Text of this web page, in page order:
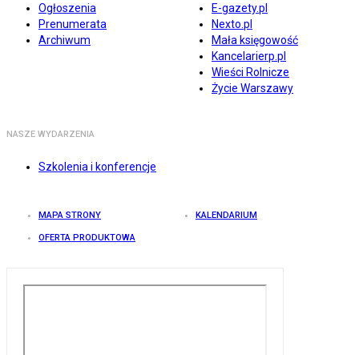
Ogłoszenia
Prenumerata
Archiwum
E-gazety.pl
Nexto.pl
Mała księgowość
Kancelarierp.pl
Wieści Rolnicze
Życie Warszawy
NASZE WYDARZENIA
Szkolenia i konferencje
MAPA STRONY KALENDARIUM
OFERTA PRODUKTOWA